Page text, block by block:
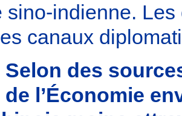
sino-indienne.
canaux
Selon des
l’Économie